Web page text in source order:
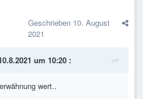
Geschrieben 10. August
2021
um 10:20 :
wert..